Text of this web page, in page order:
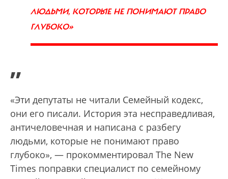
ЛЮДЬМИ, КОТОРЫЕ НЕ ПОНИМАЮТ ПРАВО
ГЛУБОКО»
”
«Эти депутаты не читали Семейный кодекс,
они его писали. История эта несправедливая,
античеловечная и написана с разбегу
людьми, которые не понимают право
глубоко», — прокомментировал The New
Times поправки специалист по семейному